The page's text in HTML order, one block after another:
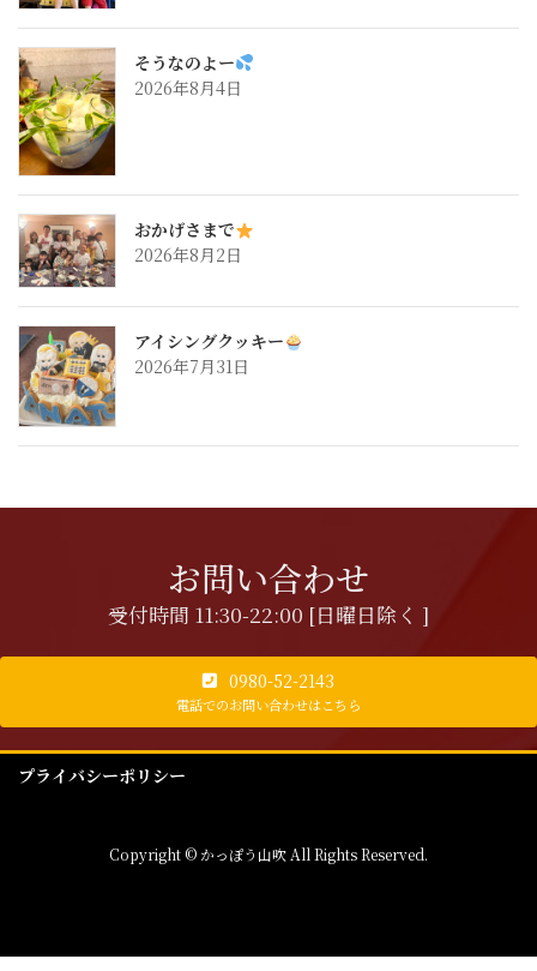
そうなのよー
2026年8月4日
おかげさまで
2026年8月2日
アイシングクッキー
2026年7月31日
お問い合わせ
受付時間 11:30-22:00 [日曜日除く ]
0980-52-2143
電話でのお問い合わせはこちら
プライバシーポリシー
Copyright © かっぽう山吹 All Rights Reserved.